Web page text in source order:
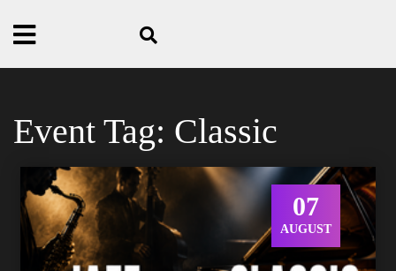
Event Tag: Classic
07
AUGUST